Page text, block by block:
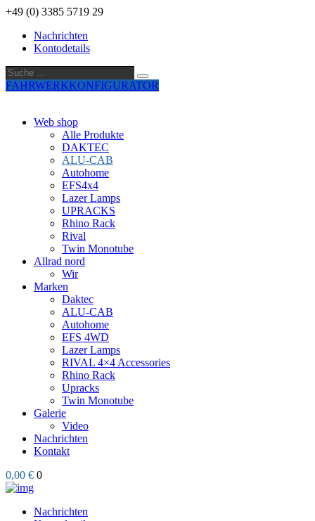
+49 (0) 3385 5719 29
Nachrichten
Kontodetails
Suche
…
Suche
FAHRWERKKONFIGURATOR
Web shop
Alle Produkte
DAKTEC
ALU-CAB
Autohome
EFS4x4
Lazer Lamps
UPRACKS
Rhino Rack
Rival
Twin Monotube
Allrad nord
Wir
Marken
Daktec
ALU-CAB
Autohome
EFS 4WD
Lazer Lamps
RIVAL 4×4 Accessories
Rhino Rack
Upracks
Twin Monotube
Galerie
Video
Nachrichten
Kontakt
0,00 € 0
Nachrichten